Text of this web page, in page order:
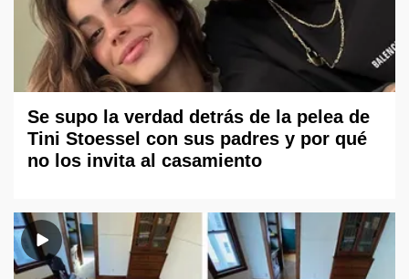
Se supo la verdad detrás de la pelea de
Tini Stoessel con sus padres y por qué
no los invita al casamiento